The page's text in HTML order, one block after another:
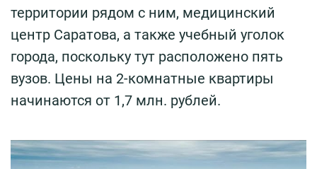
территории рядом с ним, медицинский
центр Саратова, а также учебный уголок
города, поскольку тут расположено пять
вузов. Цены на 2-комнатные квартиры
начинаются от 1,7 млн. рублей.